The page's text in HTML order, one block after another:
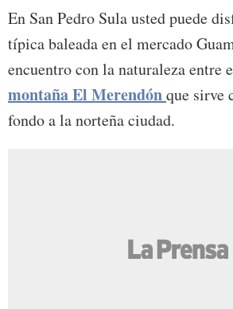
En San Pedro Sula usted puede
típica baleada en el mercado
encuentro con la naturaleza entre
montaña El Merendónque sirve
fondo a la norteña ciudad.